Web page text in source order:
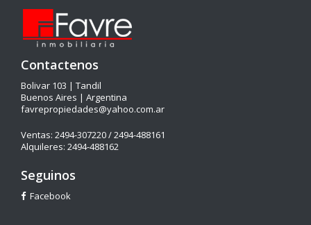
Contactenos
Bolivar 103 | Tandil
Buenos Aires | Argentina
favrepropiedades@yahoo.com.ar
Ventas: 2494-307220 / 2494-488161
Alquileres: 2494-488162
Seguinos
Facebook